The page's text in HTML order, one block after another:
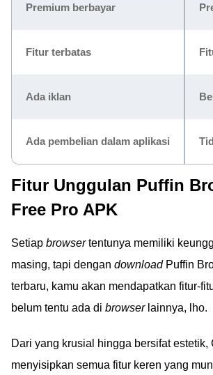
Premium berbayar
Fitur terbatas
Ada iklan
Ada pembelian dalam aplikasi
Fitur Unggulan Puffin
Free Pro APK
Setiap browsertentunya memiliki
masing, tapi dengan downloadPuffin
terbaru, kamu akan mendapatkan fitur-
belum tentu ada di browserlainnya, lho.
Dari yang krusial hingga bersifat estetik,
menyisipkan semua fitur keren yang